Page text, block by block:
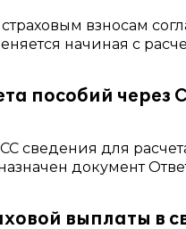
взносам
начиная с
пособий
сведения для
документ
выплаты в